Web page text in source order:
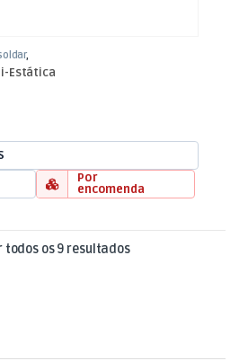
,
Estática
Por
encomenda
todos os 9 resultadosOrdenado por